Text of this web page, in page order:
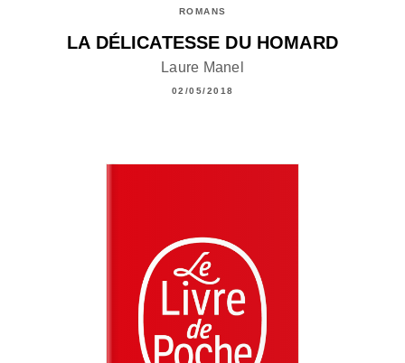
ROMANS
LA DÉLICATESSE DU HOMARD
Laure Manel
02/05/2018